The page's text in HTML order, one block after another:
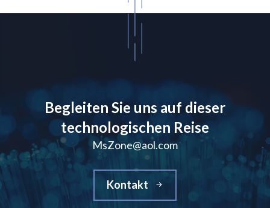
Begleiten Sie uns auf dieser
technologischen Reise
MsZone@aol.com
Kontakt